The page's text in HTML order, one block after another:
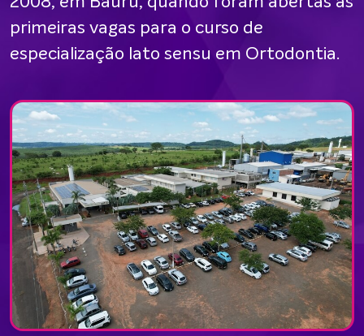
primeiras vagas para o curso de
especialização lato sensu em Ortodontia.